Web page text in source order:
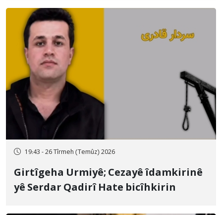
19:43 - 26 Tîrmeh (Temûz) 2026
Girtîgeha Urmiyê; Cezayê îdamkirinê
yê Serdar Qadirî Hate bicîhkirin